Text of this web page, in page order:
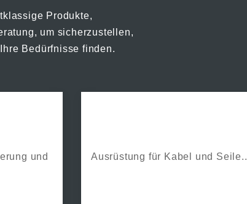
Produkte,
um sicherzustellen,
Bedürfnisse finden.
und
Ausrüstung für Kabel und Seile..